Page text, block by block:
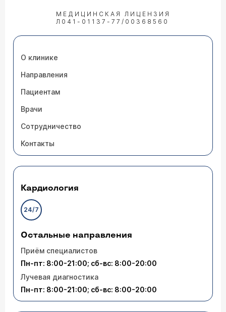
МЕДИЦИНСКАЯ ЛИЦЕНЗИЯ
Л041-01137-77/00368560
О клинике
Направления
Пациентам
Врачи
Сотрудничество
Контакты
Кардиология
24/7
Остальные направления
Приём специалистов
Пн-пт: 8:00-21:00; сб-вс: 8:00-20:00
Лучевая диагностика
Пн-пт: 8:00-21:00; сб-вс: 8:00-20:00